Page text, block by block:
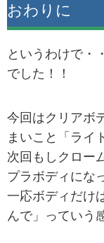
おわりに
というわけで・
でした！！
今回はクリアボ
まいこと「ライ
次回もしクロー
プラボディにな
一応ボディだけ
んで」っていう